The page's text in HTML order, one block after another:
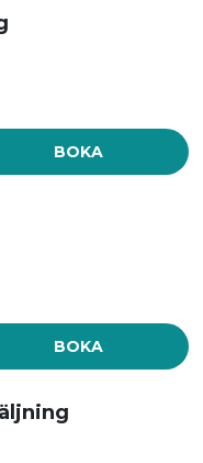
BOKA
BOKA